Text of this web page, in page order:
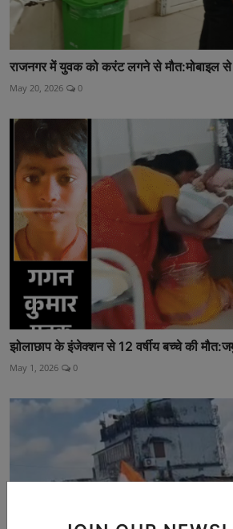
राजनगर में युवक को करंट लगने से मौत:मोबाइल से
May 20, 2026 0
झोलाछाप के इंजेक्शन से 12 वर्षीय बच्चे की
May 1, 2026 0